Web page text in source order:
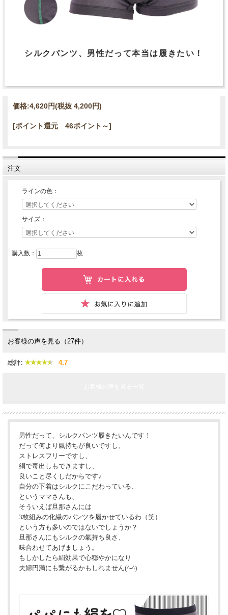
シルクパンツ、男性だって本当は履きたい！
価格:4,620円(税抜 4,200円)
[ポイント還元 46ポイント～]
注文
ラインの色：
サイズ：
購入数： 枚
お客様の声を見る（27件）
総評: 4.7
男性だって、シルクパンツ履きたいんです！
だって何より氣持ちが良いですし、
ストレスフリーですし、
絹で毒出しもできますし、
良いこと尽くしだからです♪
自分の下着はシルクにこだわっている、
というママさんも、
そういえば旦那さんには
3枚組みの化繊のパンツを履かせているわ（笑）
という方も多いのではないでしょうか？
旦那さんにもシルクの氣持ち良さ、
味合わせてあげましょう。
もしかしたら絹効果で心穏やかになり
夫婦円満にも繋がるかもしれません(^-^)